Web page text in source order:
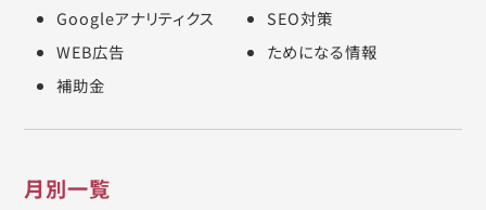
Googleアナリティクス
SEO対策
WEB広告
ためになる情報
補助金
月別一覧